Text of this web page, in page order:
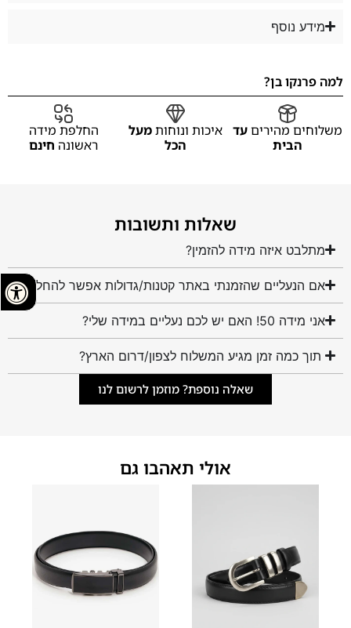
מידע נוסף
למה פרנקו בן?
משלוחים מהיריםעד
הבית
איכות ונוחותמעל
הכל
החלפת מידה
ראשונה חינם
שאלות ותשובות
מתלבט איזה מידה להזמין?
אם הנעליים שהזמנתי באתר קטנות/גדולות אפשר להחליף?
אני מידה 50! האם יש לכם נעליים במידה שלי?
תוך כמה זמן מגיע המשלוח לצפון/דרום הארץ?
שאלה נוספת? מוזמן לרשום לנו
אולי תאהבו גם